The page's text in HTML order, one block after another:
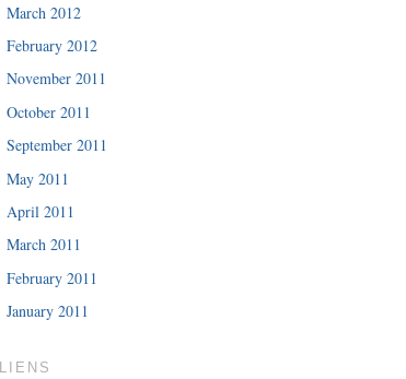
March 2012
February 2012
November 2011
October 2011
September 2011
May 2011
April 2011
March 2011
February 2011
January 2011
LIENS